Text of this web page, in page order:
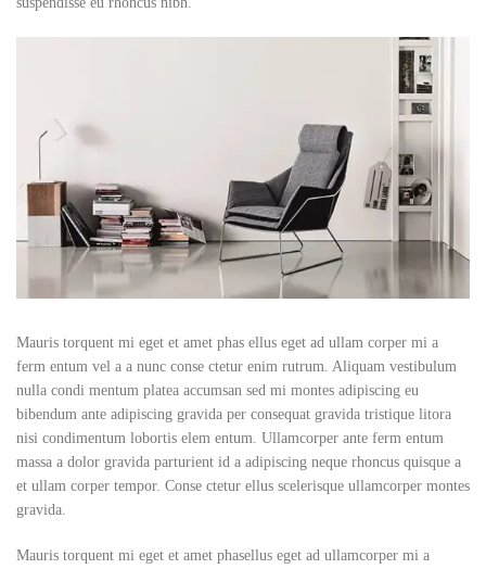
Mauris torquent mi eget et amet phas ellus eget ad ullam corper mi a
ferm entum vel a a nunc conse ctetur enim rutrum. Aliquam vestibulum
nulla condi mentum platea accumsan sed mi montes adipiscing eu
bibendum ante adipiscing gravida per consequat gravida tristique litora
nisi condimentum lobortis elem entum. Ullamcorper ante ferm entum
massa a dolor gravida parturient id a adipiscing neque rhoncus quisque a
et ullam corper tempor. Conse ctetur ellus scelerisque ullamcorper montes
gravida.
Mauris torquent mi eget et amet phasellus eget ad ullamcorper mi a